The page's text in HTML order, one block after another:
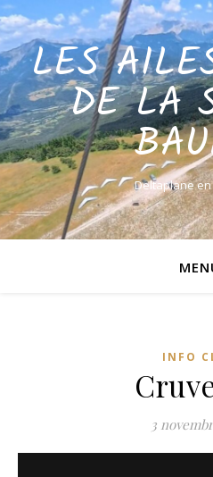
LES
DE LA
Deltaplane
INFO
3